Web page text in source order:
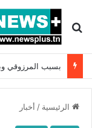
بحث عن
الرئيسية / أخبار